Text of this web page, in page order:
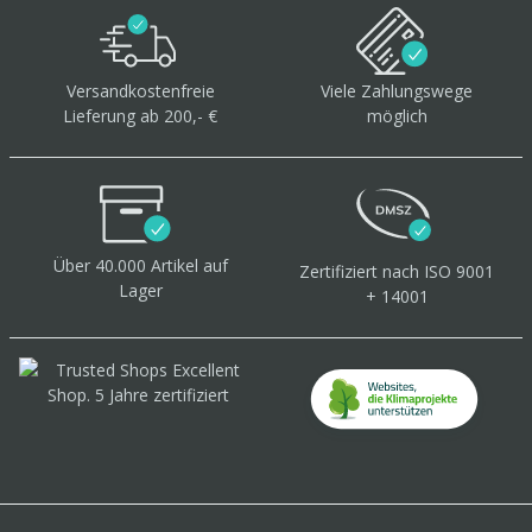
Versandkostenfreie
Lieferung ab 200,- €
Viele Zahlungswege
möglich
Über 40.000 Artikel auf
Lager
Zertifiziert nach ISO 9001
+ 14001